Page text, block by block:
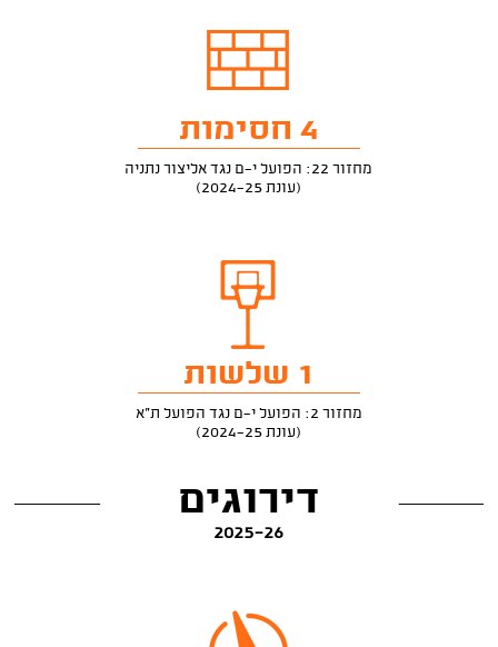
4 חסימות
מחזור 22: הפועל י-ם נגד אליצור נתניה
(עונת 2024-25)
1 שלשות
מחזור 2: הפועל י-ם נגד הפועל ת"א
(עונת 2024-25)
דירוגים
2025-26